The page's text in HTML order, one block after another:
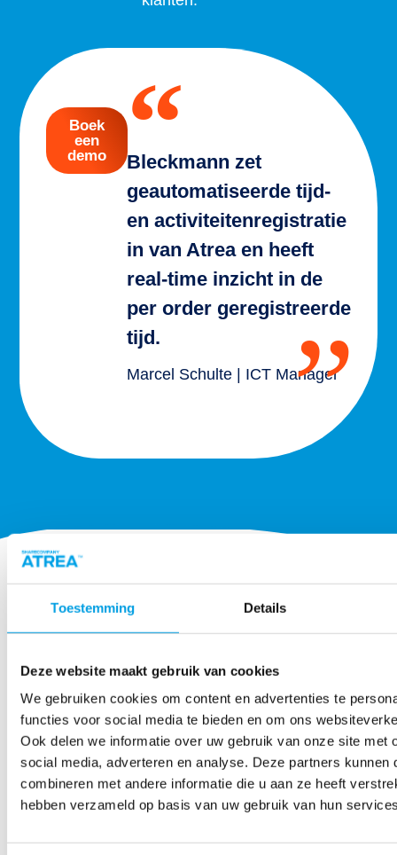
Toestemming Details
Deze website maakt gebruik van cookies
We gebruiken cookies om content en advertenties te
functies voor social media te bieden en om ons
Ook delen we informatie over uw gebruik van onze site met
social media, adverteren en analyse. Deze partners kunnen
combineren met andere informatie die u aan ze heeft
hebben verzameld op basis van uw gebruik van hun
Boek
een
demo
Bleckmann zet
geautomatiseerde tijd-
en activiteitenregistratie
in van Atrea en heeft
real-time inzicht in de
per order geregistreerde
tijd.
Marcel Schulte | ICT Manager